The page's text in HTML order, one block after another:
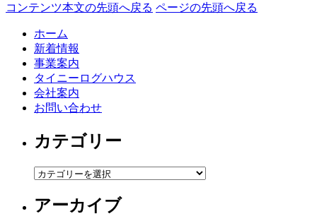
コンテンツ本文の先頭へ戻る ページの先頭へ戻る
ホーム
新着情報
事業案内
タイニーログハウス
会社案内
お問い合わせ
カテゴリー
カ
ゴ
アーカイブ